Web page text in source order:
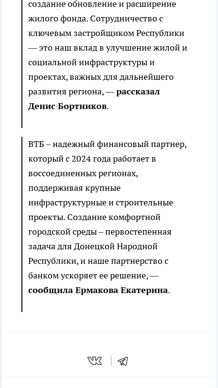
создание обновление и расширение
жилого фонда. Сотрудничество с
ключевым застройщиком Республики
— это наш вклад в улучшение жилой и
социальной инфраструктуры и
проектах, важных для дальнейшего
развития региона, —рассказал
Денис Бортников.
ВТБ – надежный финансовый партнер,
который с 2024 года работает в
воссоединенных регионах,
поддерживая крупные
инфраструктурные и строительные
проекты. Создание комфортной
городской среды – первостепенная
задача для Донецкой Народной
Республики, и наше партнерство с
банком ускоряет ее решение, —
сообщила Ермакова Екатерина.